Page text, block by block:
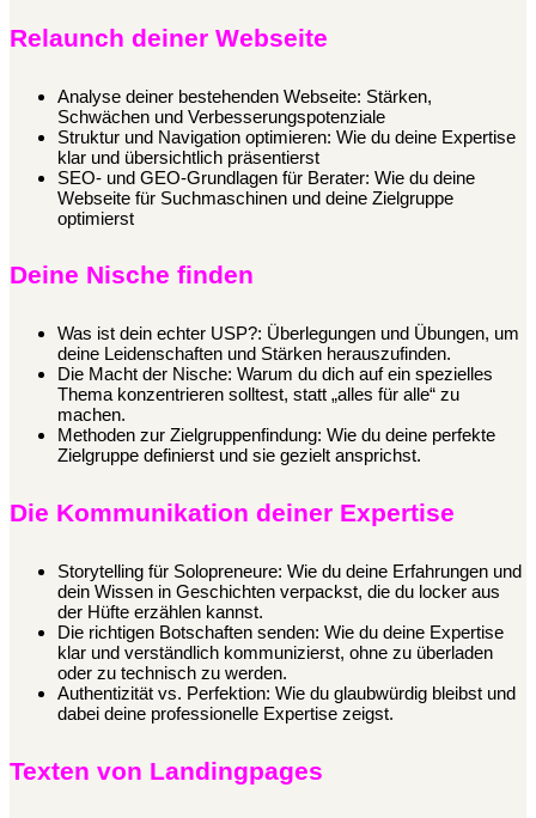
Relaunch deiner Webseite
Analyse deiner bestehenden Webseite: Stärken,
Schwächen und Verbesserungspotenziale
Struktur und Navigation optimieren: Wie du deine Expertise
klar und übersichtlich präsentierst
SEO- und GEO-Grundlagen für Berater: Wie du deine
Webseite für Suchmaschinen und deine Zielgruppe
optimierst
Deine Nische finden
Was ist dein echter USP?: Überlegungen und Übungen, um
deine Leidenschaften und Stärken herauszufinden.
Die Macht der Nische: Warum du dich auf ein spezielles
Thema konzentrieren solltest, statt „alles für alle“ zu
machen.
Methoden zur Zielgruppenfindung: Wie du deine perfekte
Zielgruppe definierst und sie gezielt ansprichst.
Die Kommunikation deiner Expertise
Storytelling für Solopreneure: Wie du deine Erfahrungen und
dein Wissen in Geschichten verpackst, die du locker aus
der Hüfte erzählen kannst.
Die richtigen Botschaften senden: Wie du deine Expertise
klar und verständlich kommunizierst, ohne zu überladen
oder zu technisch zu werden.
Authentizität vs. Perfektion: Wie du glaubwürdig bleibst und
dabei deine professionelle Expertise zeigst.
Texten von Landingpages